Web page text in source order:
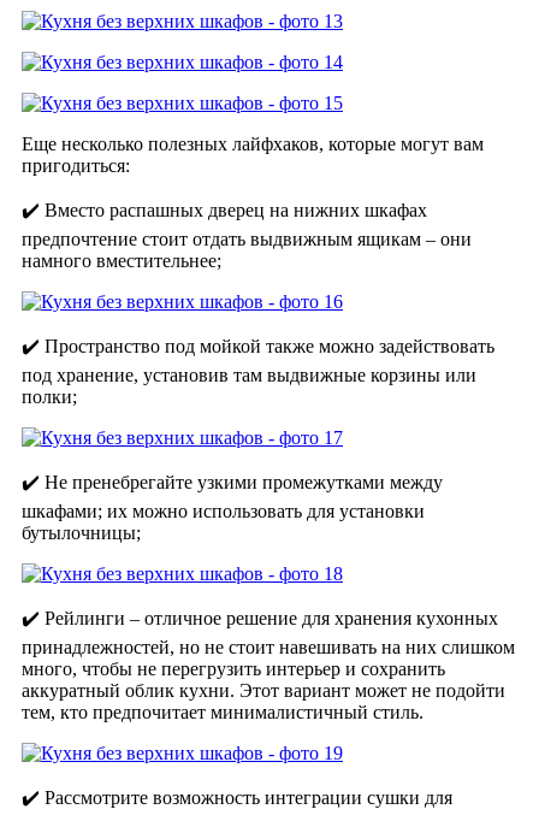
Еще несколько полезных лайфхаков, которые могут вам
пригодиться:
✔️ Вместо распашных дверец на нижних шкафах
предпочтение стоит отдать выдвижным ящикам – они
намного вместительнее;
✔️ Пространство под мойкой также можно задействовать
под хранение, установив там выдвижные корзины или
полки;
✔️ Не пренебрегайте узкими промежутками между
шкафами; их можно использовать для установки
бутылочницы;
✔️ Рейлинги – отличное решение для хранения кухонных
принадлежностей, но не стоит навешивать на них слишком
много, чтобы не перегрузить интерьер и сохранить
аккуратный облик кухни. Этот вариант может не подойти
тем, кто предпочитает минималистичный стиль.
✔️ Рассмотрите возможность интеграции сушки для